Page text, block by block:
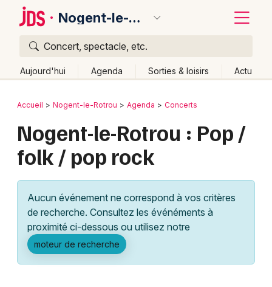
Nogent-le-Rotrou
Concert, spectacle, etc.
Aujourd'hui Agenda Sorties & loisirs Actu
Publier un événement
Grands événements
Activité & Expérience
Manifestations
Foires & salons
Bordeaux
Colmar
Lille
Lyon
Marseille
Mulhouse
Retour
Accueil Nogent-le-Rotrou Agenda Concerts
Nogent-le-Rotrou : Pop /
folk / pop rock
Aucun événement ne correspond à vos critères
de recherche. Consultez les événéments à
proximité ci-dessous ou utilisez notre
moteur de recherche
Quoi ?
Où ?
Centre
Partout Près de moi Changer de lieu
Quand ?
Aujourd'hui
Demain Ce week-end Autre